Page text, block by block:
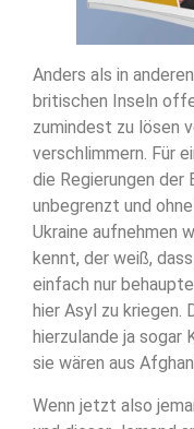
Anders als in
britischen Inseln
zumindest zu lösen
verschlimmern. Für
die Regierungen der
unbegrenzt und
Ukraine aufnehmen
kennt, der weiß,
einfach nur
hier Asyl zu kriegen.
hierzulande ja sogar
sie wären aus
Wenn jetzt also